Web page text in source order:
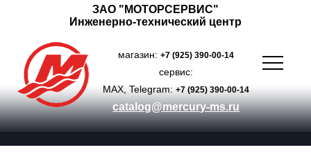
ЗАО "МОТОРСЕРВИС"
Инженерно-технический центр
магазин:+7 (925) 390-00-14
сервис:
MAX, Telegram:+7 (925) 390-00-14
catalog@mercury-ms.ru